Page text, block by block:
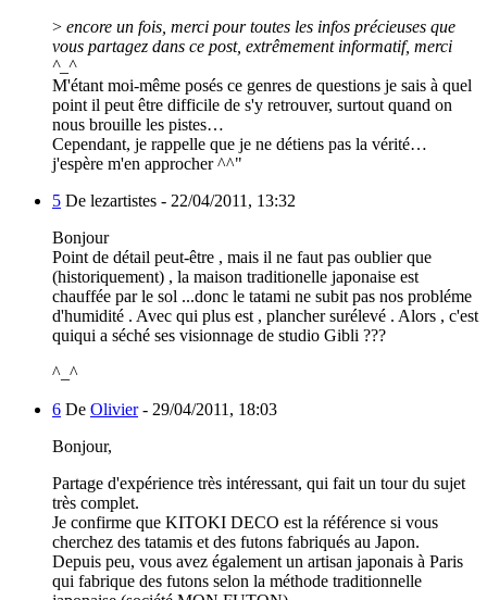
> encore un fois, merci pour toutes les infos précieuses que
vous partagez dans ce post, extrêmement informatif, merci
^_^
M'étant moi-même posés ce genres de questions je sais à quel
point il peut être difficile de s'y retrouver, surtout quand on
nous brouille les pistes…
Cependant, je rappelle que je ne détiens pas la vérité…
j'espère m'en approcher ^^"
5 De lezartistes - 22/04/2011, 13:32
Bonjour
Point de détail peut-être , mais il ne faut pas oublier que
(historiquement) , la maison traditionelle japonaise est
chauffée par le sol ...donc le tatami ne subit pas nos probléme
d'humidité . Avec qui plus est , plancher surélevé . Alors , c'est
quiqui a séché ses visionnage de studio Gibli ???
^_^
6 De Olivier- 29/04/2011, 18:03
Bonjour,
Partage d'expérience très intéressant, qui fait un tour du sujet
très complet.
Je confirme que KITOKI DECO est la référence si vous
cherchez des tatamis et des futons fabriqués au Japon.
Depuis peu, vous avez également un artisan japonais à Paris
qui fabrique des futons selon la méthode traditionnelle